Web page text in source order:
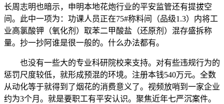
长周志明也暗示，申明本地花炮行业的平安监管还有提拔空
间。此中一项为：功课人员正在75#称料间（品级1.3）内将工
业高氯酸钾（氧化剂）取苯二甲酸盐（还原剂）混存盛拆称
量。抄一抄阿谁是很一般的。什么办法都有。
也没有一些大的专业科研院校来支持。对有些违规行为的
惩罚尺度较低，就形成预混的环境。注册本钱540万元。全数
从动化等于就得到了烟花的消费意义了。视频放哨到一家企业
约为3个月。就是要职工有平安认识。聚焦近年七严沉案件。